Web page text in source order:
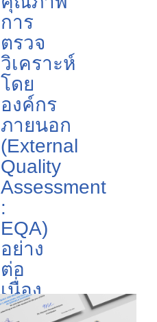
การ
ตรวจ
วิเคราะห์
โดย
องค์กร
ภายนอก
(External
Quality
Assessment
:
EQA)
อย่าง
ต่อ
เนื่อง
?